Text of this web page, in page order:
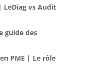
vs Audit
guide des
PME | Le rôle